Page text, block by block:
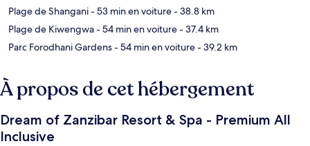
Plage de Shangani- 53 min en voiture- 38.8 km
Plage de Kiwengwa- 54 min en voiture- 37.4 km
Parc Forodhani Gardens- 54 min en voiture- 39.2 km
À propos de cet hébergement
Dream of Zanzibar Resort & Spa - Premium All
Inclusive